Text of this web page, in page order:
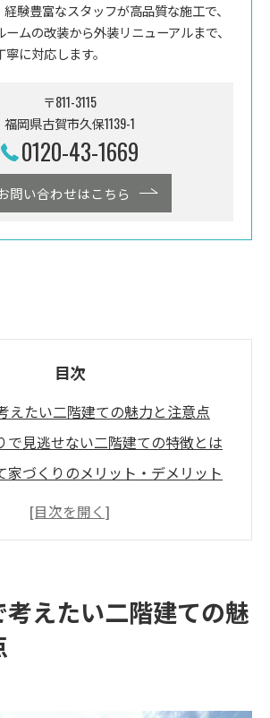
験豊富なスタッフが高品質な施工で、
ムの改装から外装リニューアルまで、
に対応します。
〒811-3115
福岡県古賀市久保1139-1
0120-43-1669
問い合わせはこちら
目次
えたい二階建ての魅力と注意点
で見逃せない二階建ての特徴とは
家づくりのメリット・デメリット
で比較する二階建てと平屋の違い
決め手になる二階建て家づくり
を成功させる二階建ての間取り選
えたい二階建ての魅